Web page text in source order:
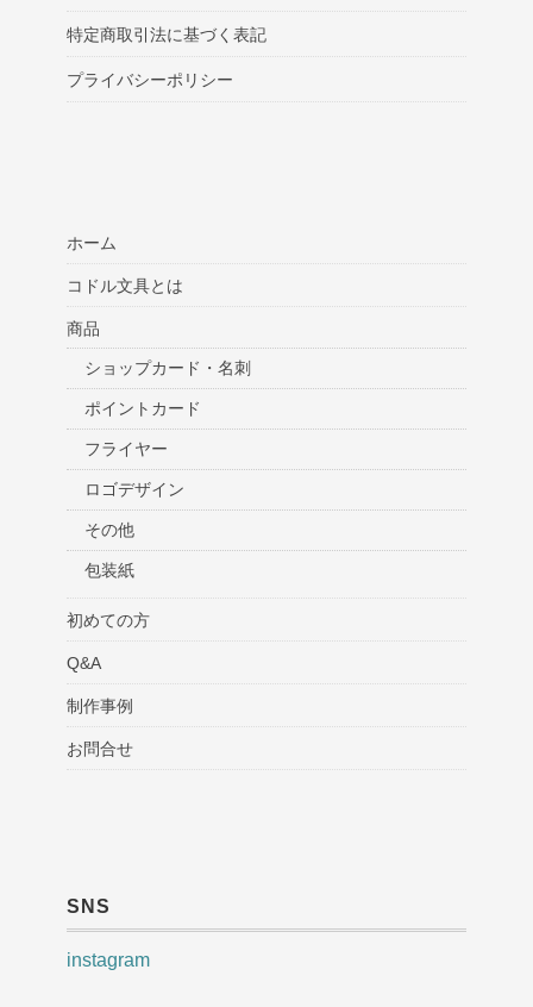
特定商取引法に基づく表記
プライバシーポリシー
ホーム
コドル文具とは
商品
ショップカード・名刺
ポイントカード
フライヤー
ロゴデザイン
その他
包装紙
初めての方
Q&A
制作事例
お問合せ
SNS
instagram